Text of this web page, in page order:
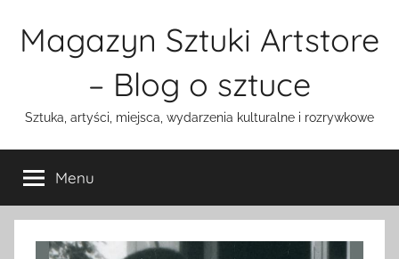
Magazyn Sztuki Artstore
– Blog o sztuce
Sztuka, artyści, miejsca, wydarzenia kulturalne i rozrywkowe
Menu